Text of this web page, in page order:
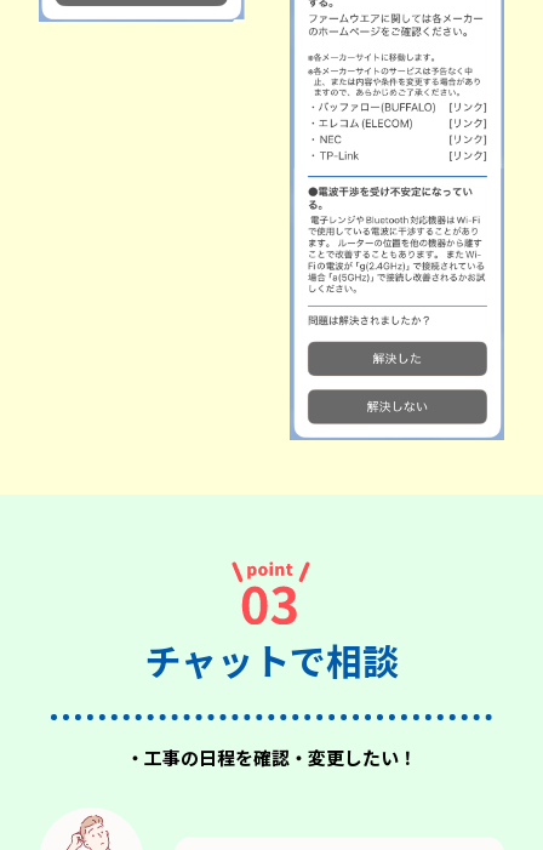
チャットで相談
・工事の日程を確認・変更したい！